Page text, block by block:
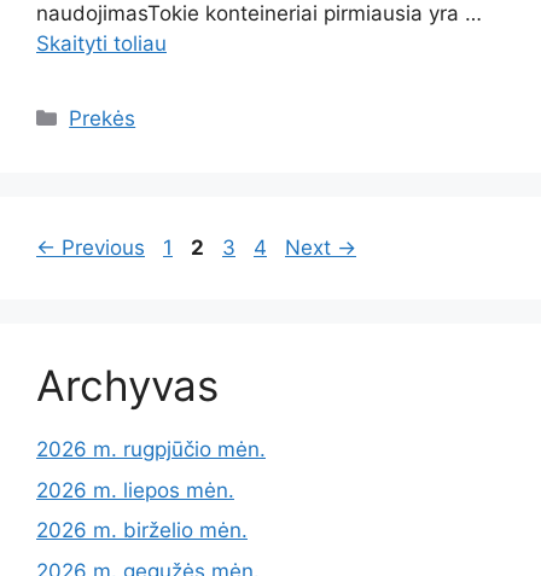
naudojimasTokie konteineriai pirmiausia yra …
Skaityti toliau
Kategorijos
Prekės
← Previous Page
1 Page
2 Page
3 Page
4 Next →
Archyvas
2026 m. rugpjūčio mėn.
2026 m. liepos mėn.
2026 m. birželio mėn.
2026 m. gegužės mėn.